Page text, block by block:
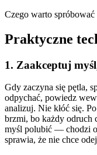
Czego warto spróbować
Praktyczne
1. Zaakceptuj
Gdy zaczyna się pętla,
odpychać, powiedz
analizuj. Nie kłóć się.
brzmi, bo każdy odruch
myśl polubić — chodzi o
sprawia, że nie chce